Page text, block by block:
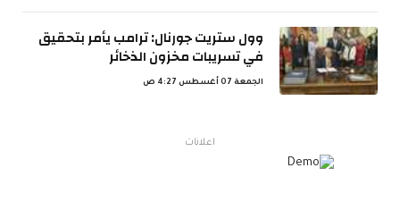
وول ستريت جورنال: ترامب يأمر بتحقيق
في تسريبات مخزون الذخائر
الجمعة 07 أغسطس 4:27 ص
اعلانات